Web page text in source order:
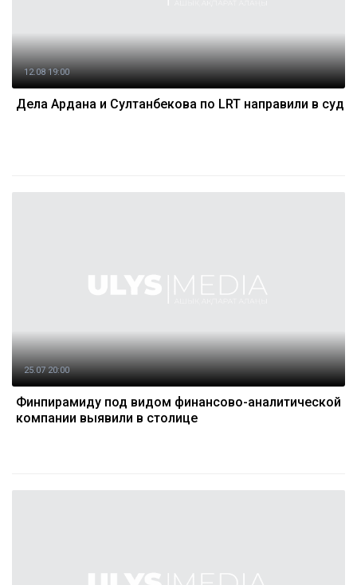
12.08 19:00
Дела Ардана и Султанбекова по LRT направили в суд
25.07 20:00
Финпирамиду под видом финансово-аналитической
компании выявили в столице